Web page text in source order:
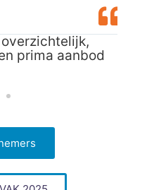
prima aanbod